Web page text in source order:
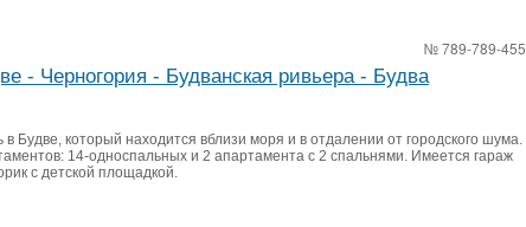
№ 789-789-455
- Черногория - Будванская ривьера - Будва
Будве, который находится вблизи моря и в отдалении от городского шума.
14-односпальных и 2 апартамента с 2 спальнями. Имеется гараж
с детской площадкой.